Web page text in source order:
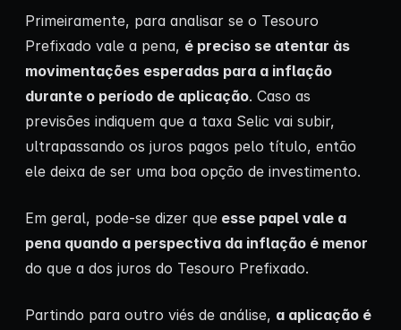
Primeiramente, para analisar se o Tesouro
Prefixado vale a pena, é preciso se atentar às
movimentações esperadas para a inflação
durante o período de aplicação. Caso as
previsões indiquem que a taxa Selic vai subir,
ultrapassando os juros pagos pelo título, então
ele deixa de ser uma boa opção de investimento.
Em geral, pode-se dizer que esse papel vale a
pena quando a perspectiva da inflação é menor
do que a dos juros do Tesouro Prefixado.
Partindo para outro viés de análise, a aplicação é